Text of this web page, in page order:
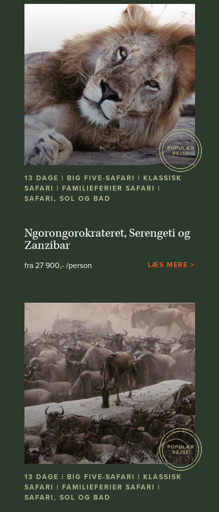
13 DAGE | BIG FIVE-SAFARI | KLASSISK
SAFARI | FAMILIEFERIER SAFARI |
SAFARI, SOL OG BAD
Ngorongorokrateret, Serengeti og
Zanzibar
fra 27 900,- /person LÆS MERE >
13 DAGE | BIG FIVE-SAFARI | KLASSISK
SAFARI | FAMILIEFERIER SAFARI |
SAFARI, SOL OG BAD